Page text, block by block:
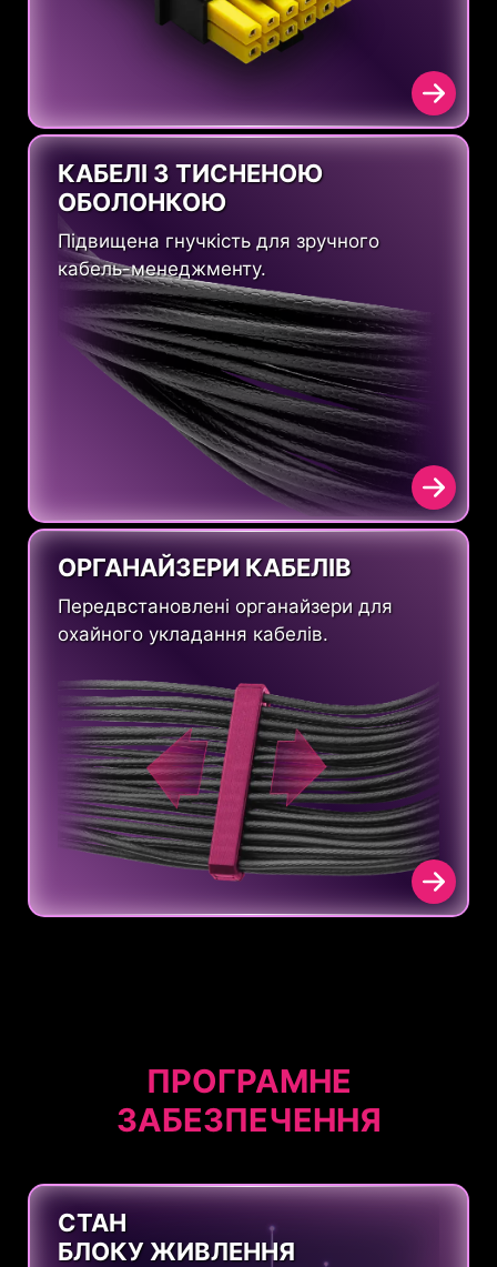
КАБЕЛІ З ТИСНЕНОЮ
ОБОЛОНКОЮ
Підвищена гнучкість для зручного
кабель-менеджменту.
ОРГАНАЙЗЕРИ КАБЕЛІВ
Передвстановлені органайзери для
охайного укладання кабелів.
ПРОГРАМНЕ
ЗАБЕЗПЕЧЕННЯ
СТАН
БЛОКУ ЖИВЛЕННЯ